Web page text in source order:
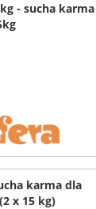
- sucha karma
karma dla
x 15 kg)